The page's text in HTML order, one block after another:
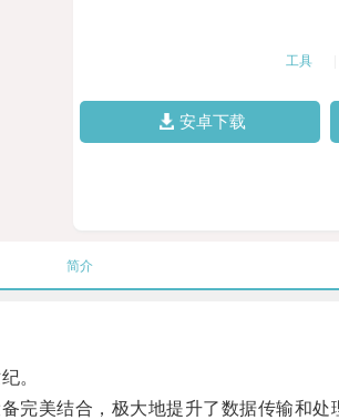
工具
安卓下载
简介
。
美结合，极大地提升了数据传输和处